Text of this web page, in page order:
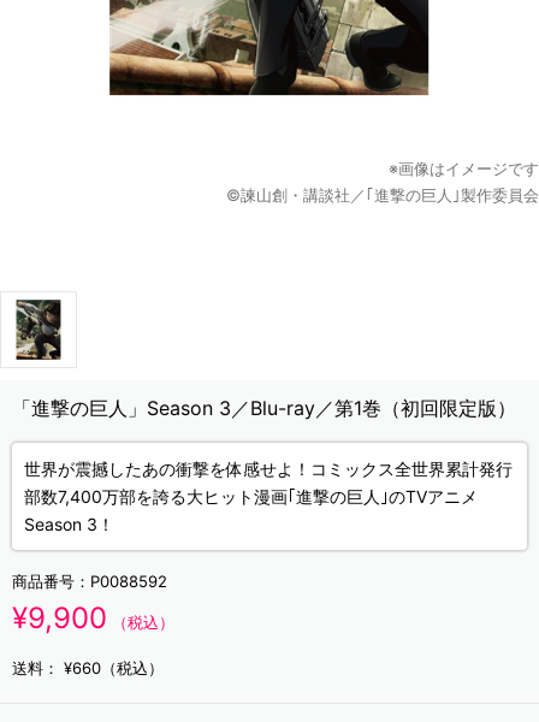
※画像はイメージです
©諫山創・講談社／｢進撃の巨人｣製作委員会
「進撃の巨人」Season 3／Blu-ray／第1巻（初回限定版）
世界が震撼したあの衝撃を体感せよ！コミックス全世界累計発行
部数7,400万部を誇る大ヒット漫画｢進撃の巨人｣のTVアニメ
Season 3！
商品番号： P0088592
¥9,900 （税込）
送料： ¥660（税込）